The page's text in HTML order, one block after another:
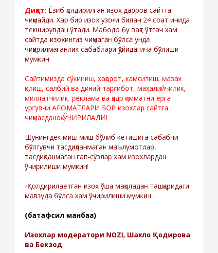
Диққат: Ёзиб қолдирилган изох дарров сайтга
чиқмайди. Хар бир изох узоғи билан 24 соат ичида
текширувдан ўтади. Мабодо бу вақт ўтгач хам
сайтда изохингиз чиқмаган бўлса унда
чиқарилмаганлик сабаблари қўйидагича бўлиши
мумкин:
Сайтимизда сўкиниш, хақорот, камситиш, мазах
қилиш, салбий ва диний тарғибот, махалийчилик,
миллатчилик, реклама ва қадр қимматни ерга
ургувчи АЛОМАТЛАРИ БОР изохлар сайтга
чиқмасданоқ ЎЧИРИЛАДИ!
Шунингдек миш-миш бўлиб кетишига сабабчи
бўлгувчи тасдиқланмаган маълумотлар,
тасдиқланмаган гап-сўзлар хам изохлардан
ўчирилиши мумкин!
-Қолдирилаётган изох ўша мақоладан ташқаридаги
мавзуда бўлса хам ўчирилиши мумкин.
(батафсил манбаа)
Изохлар модератори NOZI, Шахло Қодирова
ва Бекзод